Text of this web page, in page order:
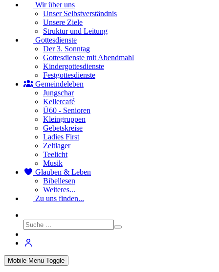
Wir über uns
Unser Selbstverständnis
Unsere Ziele
Struktur und Leitung
Gottesdienste
Der 3. Sonntag
Gottesdienste mit Abendmahl
Kindergottesdienste
Festgottesdienste
Gemeindeleben
Jungschar
Kellercafé
Ü60 - Senioren
Kleingruppen
Gebetskreise
Ladies First
Zeltlager
Teelicht
Musik
Glauben & Leben
Bibellesen
Weiteres...
Zu uns finden...
Mobile Menu Toggle